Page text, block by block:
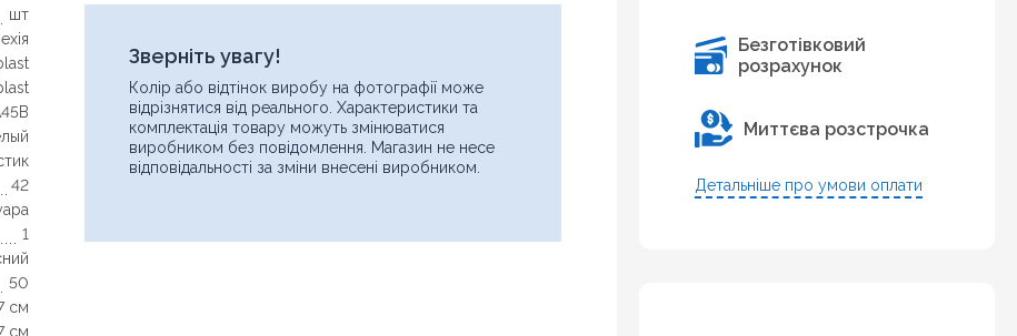
шт
42
1
50
см
см
Зверніть увагу!
Колір або відтінок виробу на фотографії може
відрізнятися від реального. Характеристики та
комплектація товару можуть змінюватися
виробником без повідомлення. Магазин не несе
відповідальності за зміни внесені виробником.
Ім'я
Безготівковий
розрахунок
Миттєва розстрочка
Детальніше про умови оплати
Знайшли дешевше?